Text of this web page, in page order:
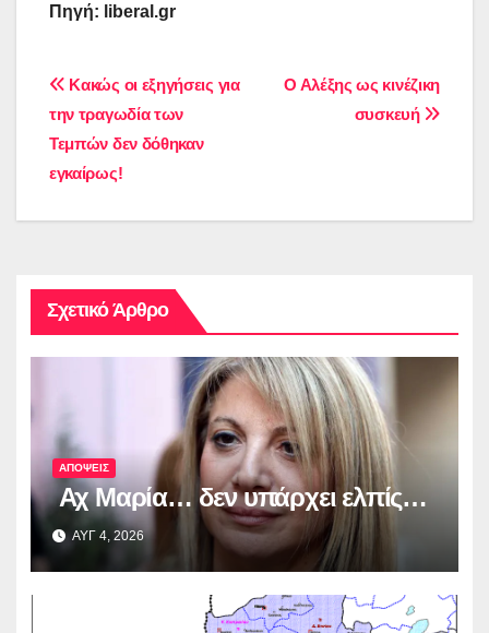
Πηγή: liberal.gr
Πλοήγηση
άρθρων
Ο Αλέξης ως κινέζικη
συσκευή
Κακώς οι εξηγήσεις για
την τραγωδία των
Τεμπών δεν δόθηκαν
εγκαίρως!
Σχετικό Άρθρο
ΑΠΟΨΕΙΣ
Αχ Μαρία… δεν υπάρχει ελπίς…
ΑΥΓ 4, 2026